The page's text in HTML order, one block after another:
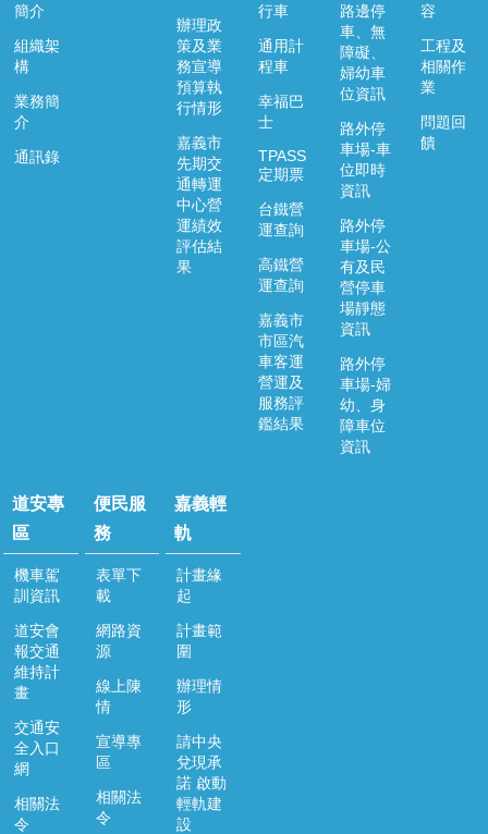
簡介
組織架
構
業務簡
介
通訊錄
辦理政
策及業
務宣導
預算執
行情形
嘉義市
先期交
通轉運
中心營
運績效
評估結
果
行車
通用計
程車
幸福巴
士
TPASS
定期票
台鐵營
運查詢
高鐵營
運查詢
嘉義市
市區汽
車客運
營運及
服務評
鑑結果
路邊停
車、無
障礙、
婦幼車
位資訊
路外停
車場-車
位即時
資訊
路外停
車場-公
有及民
營停車
場靜態
資訊
路外停
車場-婦
幼、身
障車位
資訊
容
工程及
相關作
業
問題回
饋
道安專
區
機車駕
訓資訊
道安會
報交通
維持計
畫
交通安
全入口
網
相關法
令
便民服
務
表單下
載
網路資
源
線上陳
情
宣導專
區
相關法
令
嘉義輕
軌
計畫緣
起
計畫範
圍
辦理情
形
請中央
兌現承
諾 啟動
輕軌建
設